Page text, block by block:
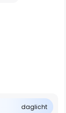
daglicht